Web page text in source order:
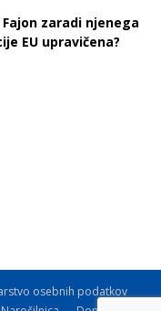
zaradi njenega
EU upravičena?
osebnih podatkov